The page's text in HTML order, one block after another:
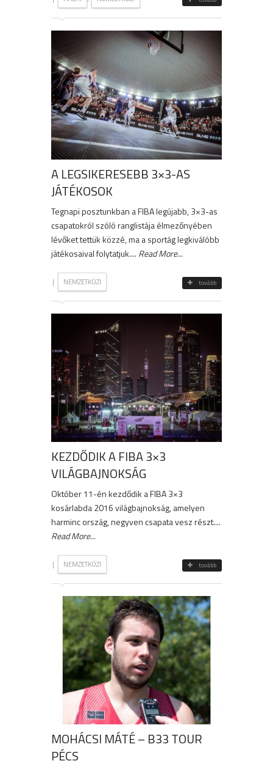
A LEGSIKERESEBB 3×3-AS
JÁTÉKOSOK
Tegnapi posztunkban a FIBA legújabb, 3×3-as
csapatokról szóló ranglistája élmezőnyében
lévőket tettük közzé, ma a sportág legkiválóbb
játékosaival folytatjuk.... Read More...
| NEMZETKÖZI tovább
KEZDŐDIK A FIBA 3×3
VILÁGBAJNOKSÁG
Október 11-én kezdődik a FIBA 3×3
kosárlabda 2016 világbajnokság, amelyen
harminc ország, negyven csapata vesz részt....
Read More...
| NEMZETKÖZI tovább
MOHÁCSI MÁTÉ – B33 TOUR
PÉCS